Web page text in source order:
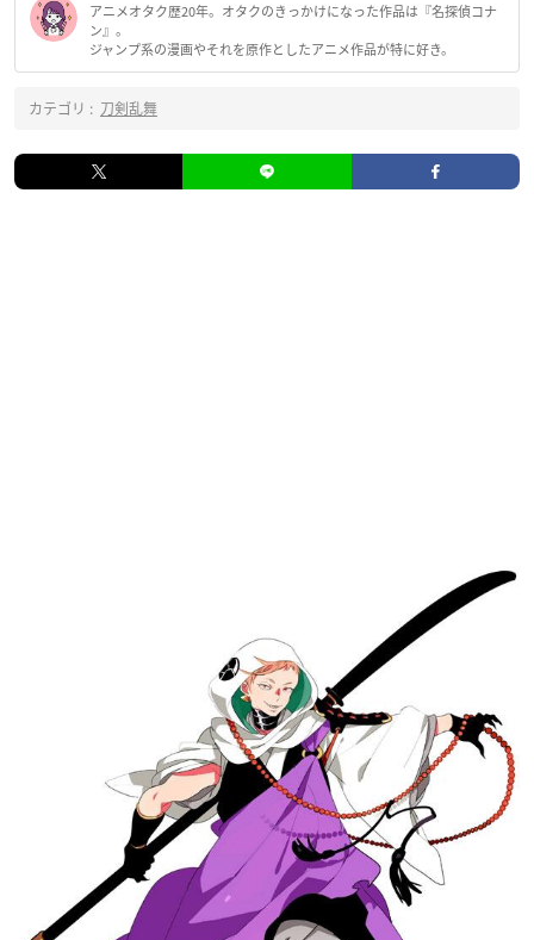
アニメオタク歴20年。オタクのきっかけになった作品は『名探偵コナ
ン』。
ジャンプ系の漫画やそれを原作としたアニメ作品が特に好き。
カテゴリ : 刀剣乱舞